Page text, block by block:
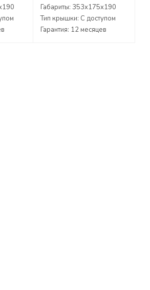
Габариты: 353x175x190
Тип крышки: С доступом
Гарантия: 12 месяцев